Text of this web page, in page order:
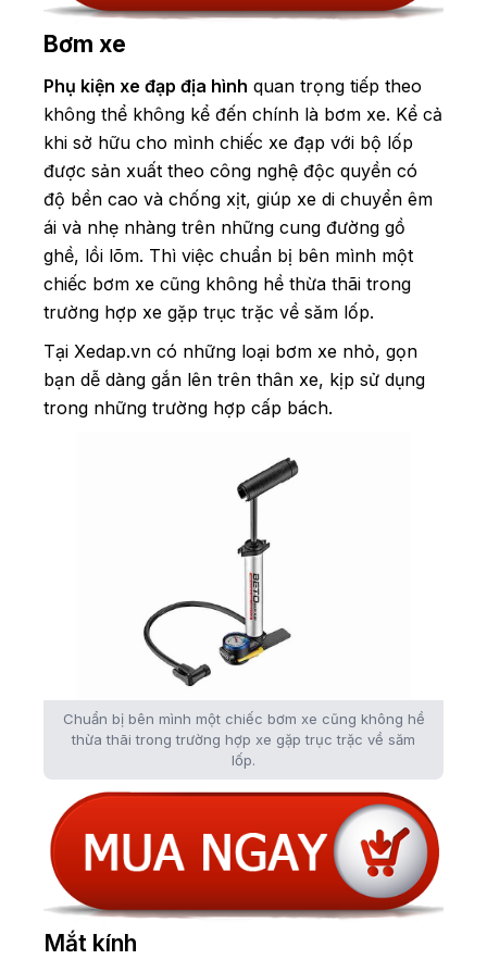
Bơm xe
Phụ kiện xe đạp địa hình quan trọng tiếp theo
không thể không kể đến chính là bơm xe. Kể cả
khi sở hữu cho mình chiếc xe đạp với bộ lốp
được sản xuất theo công nghệ độc quyền có
độ bền cao và chống xịt, giúp xe di chuyển êm
ái và nhẹ nhàng trên những cung đường gồ
ghề, lồi lõm. Thì việc chuẩn bị bên mình một
chiếc bơm xe cũng không hề thừa thãi trong
trường hợp xe gặp trục trặc về săm lốp.
Tại Xedap.vn có những loại bơm xe nhỏ, gọn
bạn dễ dàng gắn lên trên thân xe, kịp sử dụng
trong những trường hợp cấp bách.
Chuẩn bị bên mình một chiếc bơm xe cũng không hề
thừa thãi trong trường hợp xe gặp trục trặc về săm
lốp.
Mắt kính